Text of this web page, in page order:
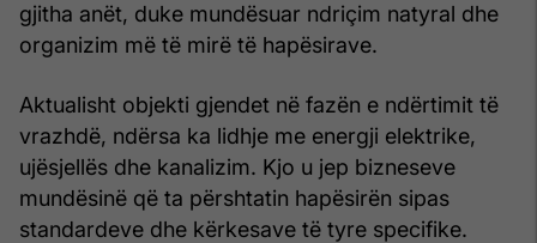
gjitha anët, duke mundësuar ndriçim natyral dhe
organizim më të mirë të hapësirave.
Aktualisht objekti gjendet në fazën e ndërtimit të
vrazhdë, ndërsa ka lidhje me energji elektrike,
ujësjellës dhe kanalizim. Kjo u jep bizneseve
mundësinë që ta përshtatin hapësirën sipas
standardeve dhe kërkesave të tyre specifike.